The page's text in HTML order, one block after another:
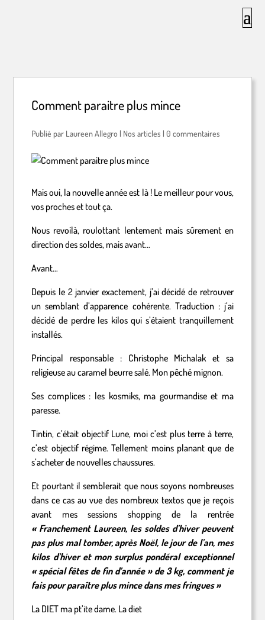
Comment paraitre plus mince
par Laureen Allegro | Nos articles |0 commentaires
Mais oui, la nouvelle année est là ! Le meilleur pour vous,
vos proches et tout ça.
Nous revoilà, roulottant lentement mais sûrement en
direction des soldes, mais avant…
Avant…
Depuis le 2 janvier exactement, j’ai décidé de retrouver
un semblant d’apparence cohérente. Traduction : j’ai
décidé de perdre les kilos qui s’étaient tranquillement
installés.
Principal responsable : Christophe Michalak et sa
religieuse au caramel beurre salé. Mon pêché mignon.
Ses complices : les kosmiks, ma gourmandise et ma
paresse.
Tintin, c’était objectif Lune, moi c’est plus terre à terre,
c’est objectif régime. Tellement moins planant que de
s’acheter de nouvelles chaussures.
Et pourtant il semblerait que nous soyons nombreuses
dans ce cas au vue des nombreux textos que je reçois
avant mes sessions shopping de la rentrée
« Franchement Laureen, les soldes d’hiver peuvent
pas plus mal tomber, après Noël, le jour de l’an, mes
kilos d’hiver et mon surplus pondéral exceptionnel
« spécial fêtes de fin d’année » de 3 kg, comment je
fais pour paraître plus mince dans mes fringues »
La DIET ma pt’ite dame. La diet